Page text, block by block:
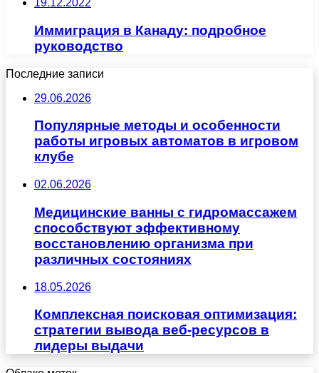
19.12.2022
Иммиграция в Канаду: подробное
руководство
Последние записи
29.06.2026
Популярные методы и особенности
работы игровых автоматов в игровом
клубе
02.06.2026
Медицинские ванны с гидромассажем
способствуют эффективному
восстановлению организма при
различных состояниях
18.05.2026
Комплексная поисковая оптимизация:
стратегии вывода веб-ресурсов в
лидеры выдачи